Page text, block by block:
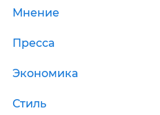
Мнение
Пресса
Экономика
Стиль